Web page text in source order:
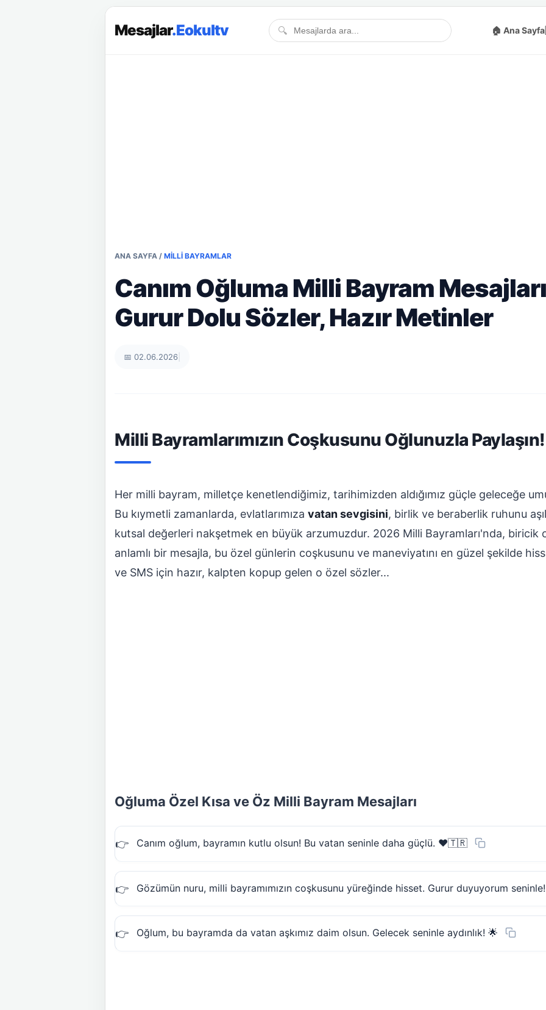
Mesajlar.Eokultv 🔍 🏠 Ana Sayfa
ANA SAYFA / MILLI BAYRAMLAR
Canım Oğluma Milli Bayram
Gurur Dolu Sözler, Hazır Metinler
📅 02.06.2026
Milli Bayramlarımızın Coşkusunu Oğlunuzla Paylaşın!
Her milli bayram, milletçe kenetlendiğimiz, tarihimizden aldığımız güçle geleceğe
Bu kıymetli zamanlarda, evlatlarımıza vatan sevgisini, birlik ve beraberlik ruhunu
kutsal değerleri nakşetmek en büyük arzumuzdur. 2026 Milli Bayramları'nda, biricik
anlamlı bir mesajla, bu özel günlerin coşkusunu ve maneviyatını en güzel şekilde
ve SMS için hazır, kalpten kopup gelen o özel sözler...
Oğluma Özel Kısa ve Öz Milli Bayram Mesajları
Canım oğlum, bayramın kutlu olsun! Bu vatan seninle daha güçlü. ❤️🇹🇷
Gözümün nuru, milli bayramımızın coşkusunu yüreğinde hisset. Gurur duyuyorum seninle!
Oğlum, bu bayramda da vatan aşkımız daim olsun. Gelecek seninle aydınlık! 🌟